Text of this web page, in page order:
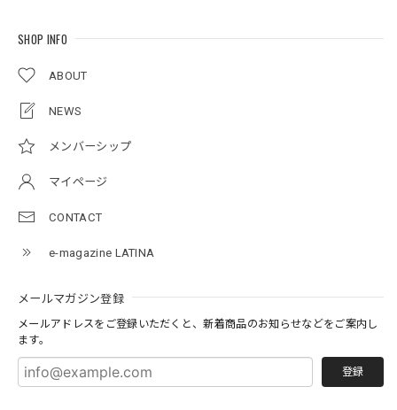
SHOP INFO
ABOUT
NEWS
メンバーシップ
マイページ
CONTACT
e-magazine LATINA
メールマガジン登録
メールアドレスをご登録いただくと、新着商品のお知らせなどをご案内し
ます。
登録